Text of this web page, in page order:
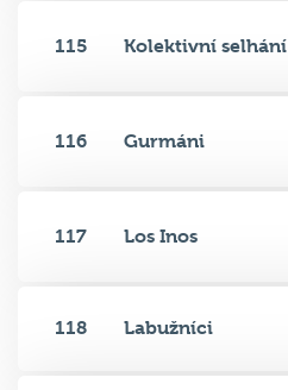
115 Kolektivní selhání
116 Gurmáni
117 Los Inos
118 Labužníci